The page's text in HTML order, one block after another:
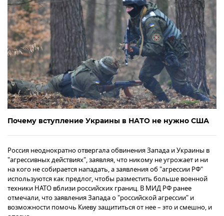
Почему вступление Украины в НАТО не нужно США
Россия неоднократно отвергала обвинения Запада и Украины в
"агрессивных действиях", заявляя, что никому не угрожает и ни
на кого не собирается нападать, а заявления об "агрессии РФ"
используются как предлог, чтобы разместить больше военной
техники НАТО вблизи российских границ. В МИД РФ ранее
отмечали, что заявления Запада о "российской агрессии" и
возможности помочь Киеву защититься от нее – это и смешно, и